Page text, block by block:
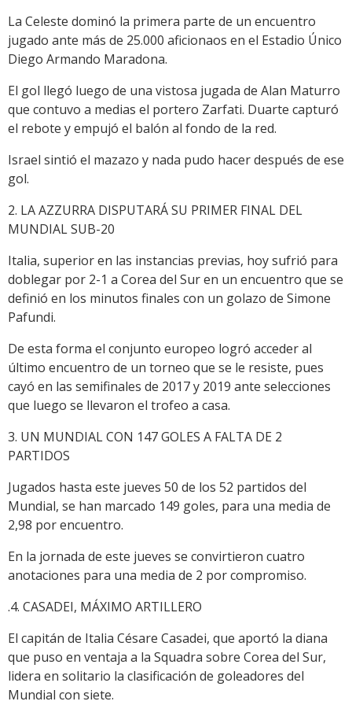
La Celeste dominó la primera parte de un encuentro
jugado ante más de 25.000 aficionaos en el Estadio Único
Diego Armando Maradona.
El gol llegó luego de una vistosa jugada de Alan Maturro
que contuvo a medias el portero Zarfati. Duarte capturó
el rebote y empujó el balón al fondo de la red.
Israel sintió el mazazo y nada pudo hacer después de ese
gol.
2. LA AZZURRA DISPUTARÁ SU PRIMER FINAL DEL
MUNDIAL SUB-20
Italia, superior en las instancias previas, hoy sufrió para
doblegar por 2-1 a Corea del Sur en un encuentro que se
definió en los minutos finales con un golazo de Simone
Pafundi.
De esta forma el conjunto europeo logró acceder al
último encuentro de un torneo que se le resiste, pues
cayó en las semifinales de 2017 y 2019 ante selecciones
que luego se llevaron el trofeo a casa.
3. UN MUNDIAL CON 147 GOLES A FALTA DE 2
PARTIDOS
Jugados hasta este jueves 50 de los 52 partidos del
Mundial, se han marcado 149 goles, para una media de
2,98 por encuentro.
En la jornada de este jueves se convirtieron cuatro
anotaciones para una media de 2 por compromiso.
.4. CASADEI, MÁXIMO ARTILLERO
El capitán de Italia Césare Casadei, que aportó la diana
que puso en ventaja a la Squadra sobre Corea del Sur,
lidera en solitario la clasificación de goleadores del
Mundial con siete.